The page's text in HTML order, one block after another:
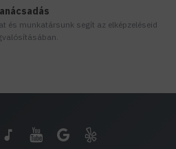
és munkatársunk segít az elképzeléseid